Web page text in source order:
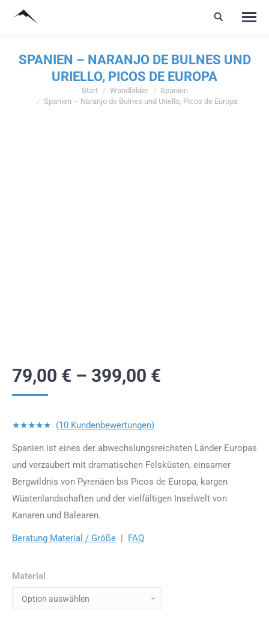
SPANIEN – NARANJO DE BULNES UND
URIELLO, PICOS DE EUROPA
Sie befinden sich hier:
Start Wandbilder
Spanien
Spanien – Naranjo de Bulnes und Uriello, Picos de Europa
79,00 € – 399,00 €
★★★★★ (10 Kundenbewertungen)
Spanien ist eines der abwechslungsreichsten Länder Europas
und verzaubert mit dramatischen Felsküsten, einsamer
Bergwildnis von Pyrenäen bis Picos de Europa, kargen
Wüstenlandschaften und der vielfältigen Inselwelt von
Kanaren und Balearen.
Beratung Material / Größe | FAQ
Material